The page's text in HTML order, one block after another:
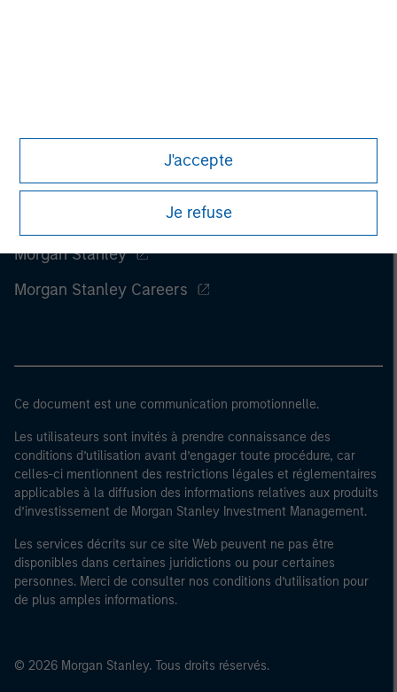
J'accepte
Je refuse
Morgan Stanley
Morgan Stanley Careers
Ce document est une communication promotionnelle.
Les utilisateurs sont invités à prendre connaissance des
conditions d’utilisation avant d’engager toute procédure, car
celles-ci mentionnent des restrictions légales et réglementaires
applicables à la diffusion des informations relatives aux produits
d’investissement de Morgan Stanley Investment Management.
Les services décrits sur ce site Web peuvent ne pas être
disponibles dans certaines juridictions ou pour certaines
personnes. Merci de consulter nos conditions d’utilisation pour
de plus amples informations.
© 2026 Morgan Stanley. Tous droits réservés.